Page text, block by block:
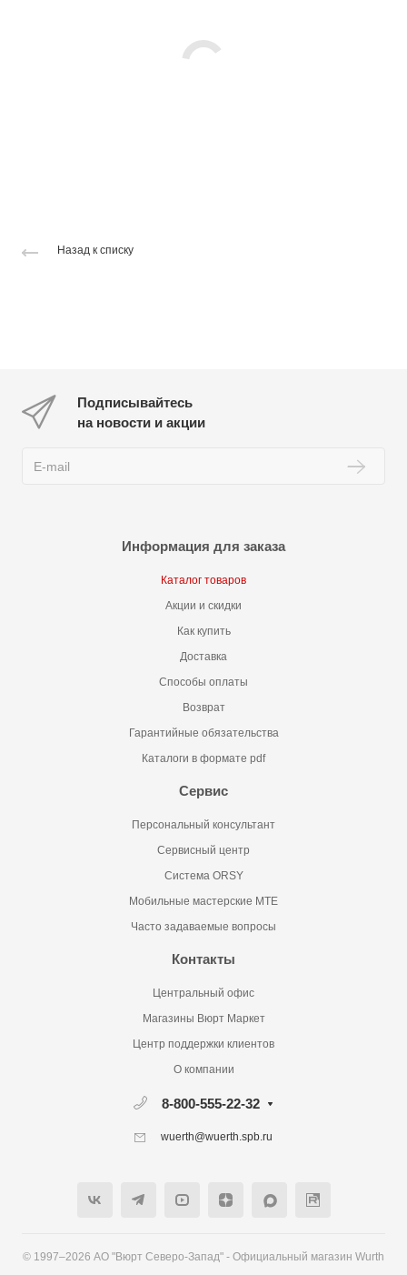
Назад к списку
Подписывайтесь
на новости и акции
Информация для заказа
Каталог товаров
Акции и скидки
Как купить
Доставка
Способы оплаты
Возврат
Гарантийные обязательства
Каталоги в формате pdf
Сервис
Персональный консультант
Сервисный центр
Система ORSY
Мобильные мастерские MTE
Часто задаваемые вопросы
Контакты
Центральный офис
Магазины Вюрт Маркет
Центр поддержки клиентов
О компании
8-800-555-22-32
wuerth@wuerth.spb.ru
© 1997–2026 АО "Вюрт Северо-Запад" - Официальный магазин Wurth